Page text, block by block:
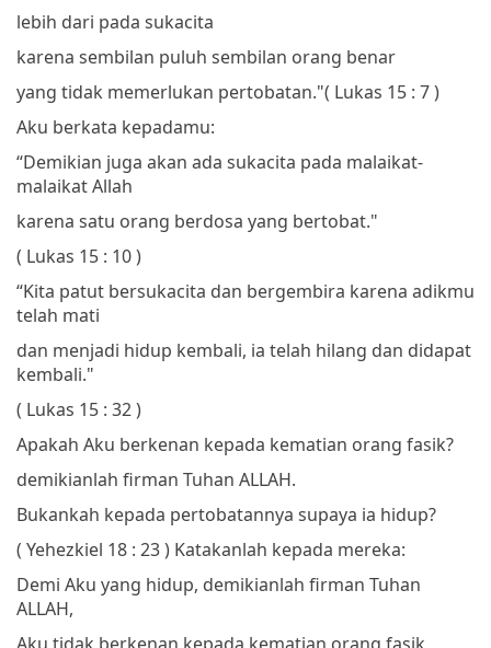
lebih dari pada sukacita
karena sembilan puluh sembilan orang benar
yang tidak memerlukan pertobatan."( Lukas 15 : 7 )
Aku berkata kepadamu:
“Demikian juga akan ada sukacita pada malaikat-
malaikat Allah
karena satu orang berdosa yang bertobat."
( Lukas 15 : 10 )
“Kita patut bersukacita dan bergembira karena adikmu
telah mati
dan menjadi hidup kembali, ia telah hilang dan didapat
kembali."
( Lukas 15 : 32 )
Apakah Aku berkenan kepada kematian orang fasik?
demikianlah firman Tuhan ALLAH.
Bukankah kepada pertobatannya supaya ia hidup?
( Yehezkiel 18 : 23 ) Katakanlah kepada mereka:
Demi Aku yang hidup, demikianlah firman Tuhan
ALLAH,
Aku tidak berkenan kepada kematian orang fasik,